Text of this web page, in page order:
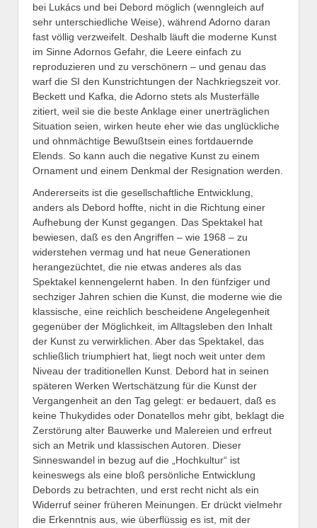
bei Lukács und bei Debord möglich (wenngleich auf
sehr unterschiedliche Weise), während Adorno daran
fast völlig verzweifelt. Deshalb läuft die moderne Kunst
im Sinne Adornos Gefahr, die Leere einfach zu
reproduzieren und zu verschönern – und genau das
warf die SI den Kunstrichtungen der Nachkriegszeit vor.
Beckett und Kafka, die Adorno stets als Musterfälle
zitiert, weil sie die beste Anklage einer unerträglichen
Situation seien, wirken heute eher wie das unglückliche
und ohnmächtige Bewußtsein eines fortdauernde
Elends. So kann auch die negative Kunst zu einem
Ornament und einem Denkmal der Resignation werden.
Andererseits ist die gesellschaftliche Entwicklung,
anders als Debord hoffte, nicht in die Richtung einer
Aufhebung der Kunst gegangen. Das Spektakel hat
bewiesen, daß es den Angriffen – wie 1968 – zu
widerstehen vermag und hat neue Generationen
herangezüchtet, die nie etwas anderes als das
Spektakel kennengelernt haben. In den fünfziger und
sechziger Jahren schien die Kunst, die moderne wie die
klassische, eine reichlich bescheidene Angelegenheit
gegenüber der Möglichkeit, im Alltagsleben den Inhalt
der Kunst zu verwirklichen. Aber das Spektakel, das
schließlich triumphiert hat, liegt noch weit unter dem
Niveau der traditionellen Kunst. Debord hat in seinen
späteren Werken Wertschätzung für die Kunst der
Vergangenheit an den Tag gelegt: er bedauert, daß es
keine Thukydides oder Donatellos mehr gibt, beklagt die
Zerstörung alter Bauwerke und Malereien und erfreut
sich an Metrik und klassischen Autoren. Dieser
Sinneswandel in bezug auf die „Hochkultur“ ist
keineswegs als eine bloß persönliche Entwicklung
Debords zu betrachten, und erst recht nicht als ein
Widerruf seiner früheren Meinungen. Er drückt vielmehr
die Erkenntnis aus, wie überflüssig es ist, mit der